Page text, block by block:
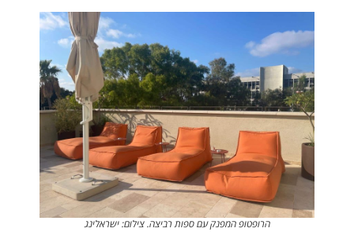
הרופטופ המפנק עם ספות רביצה. צילום: ישראלינג